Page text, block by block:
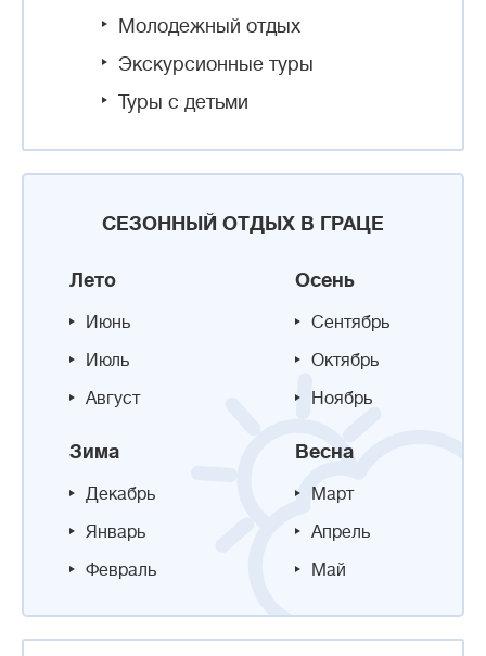
Молодежный отдых
Экскурсионные туры
Туры с детьми
СЕЗОННЫЙ ОТДЫХ В ГРАЦЕ
Лето
Июнь
Июль
Август
Осень
Сентябрь
Октябрь
Ноябрь
Зима
Декабрь
Январь
Февраль
Весна
Март
Апрель
Май